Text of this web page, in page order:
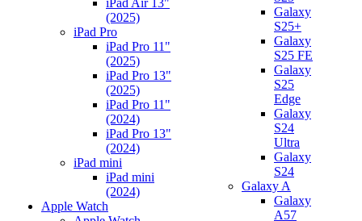
(2025)
iPad Pro
iPad Pro 11"
(2025)
iPad Pro 13"
(2025)
iPad Pro 11"
(2024)
iPad Pro 13"
(2024)
iPad mini
iPad mini
(2024)
Apple Watch
Galaxy
S25+
Galaxy
S25 FE
Galaxy
S25
Edge
Galaxy
S24
Ultra
Galaxy
S24
Galaxy A
Galaxy
A57